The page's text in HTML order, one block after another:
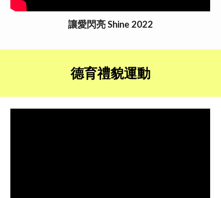
讓愛閃亮 Shine 2022
德育禮貌運動